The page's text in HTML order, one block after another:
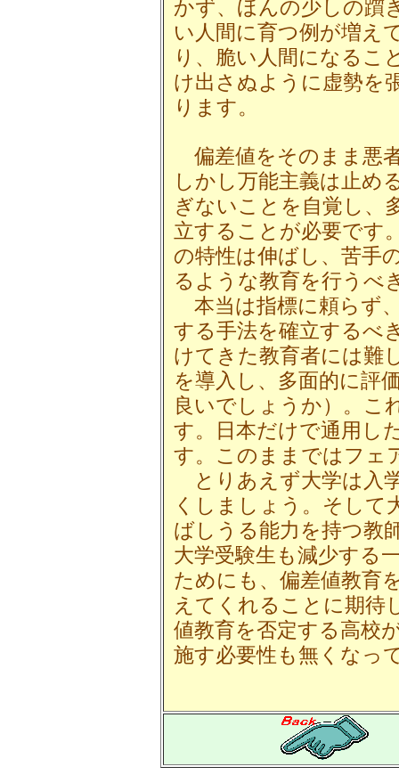
かず、ほんの少しの躓
い人間に育つ例が増え
り、脆い人間になるこ
け出さぬように虚勢を
ります。
偏差値をそのまま悪
しかし万能主義は止め
ぎないことを自覚し、
立することが必要です
の特性は伸ばし、苦手
るような教育を行うべ
本当は指標に頼らず
する手法を確立するべ
けてきた教育者には難
を導入し、多面的に評
良いでしょうか）。こ
す。日本だけで通用し
す。このままではフェ
とりあえず大学は入
くしましょう。そして
ばしうる能力を持つ教
大学受験生も減少する
ためにも、偏差値教育
えてくれることに期待
値教育を否定する高校
施す必要性も無くなっ